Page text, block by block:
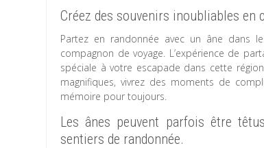
Créez des souvenirs inoubliables en
Partez en randonnée avec un âne dans
compagnon de voyage. L’expérience de
spéciale à votre escapade dans cette
magnifiques, vivrez des moments de
mémoire pour toujours.
Les ânes peuvent parfois être
sentiers de randonnée.